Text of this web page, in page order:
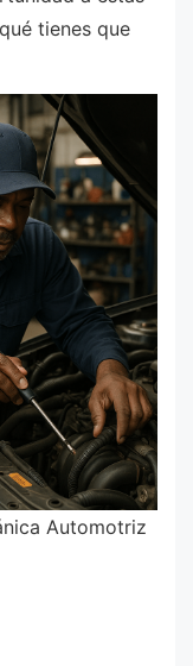
tienes que
Automotriz